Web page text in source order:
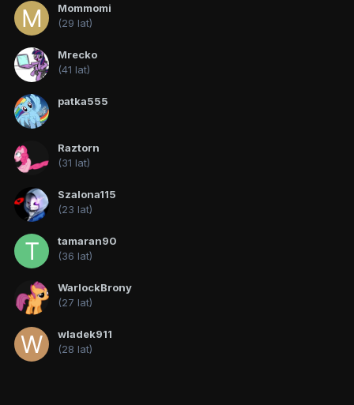
Mommomi
(29 lat)
Mrecko
(41 lat)
patka555
Raztorn
(31 lat)
Szalona115
(23 lat)
tamaran90
(36 lat)
WarlockBrony
(27 lat)
wladek911
(28 lat)